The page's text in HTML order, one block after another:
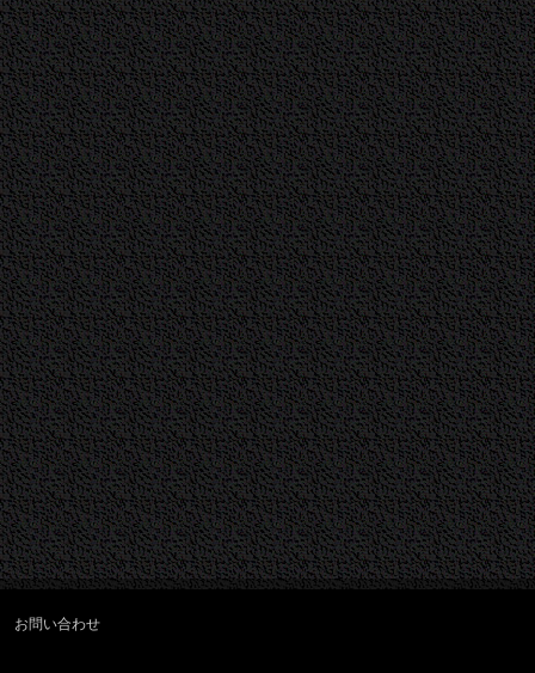
お問い合わせ